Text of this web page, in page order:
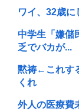
ワイ、32歳
中学生「嫌儲
乏でバカが...
黙祷←これす
くれ
外人の医療費